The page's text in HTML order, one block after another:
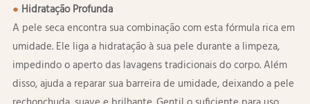
● Hidratação Profunda
A pele seca encontra sua combinação com esta fórmula rica em
umidade. Ele liga a hidratação à sua pele durante a limpeza,
impedindo o aperto das lavagens tradicionais do corpo. Além
disso, ajuda a reparar sua barreira de umidade, deixando a pele